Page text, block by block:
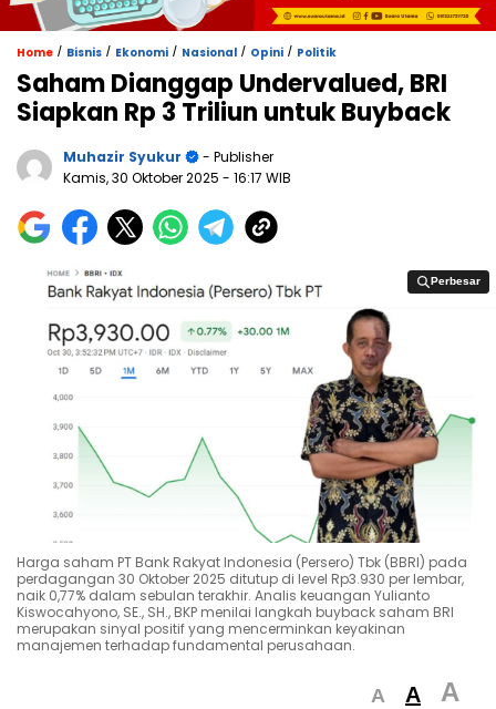
Home / Bisnis / Ekonomi / Nasional / Opini / Politik
Saham Dianggap Undervalued, BRI
Siapkan Rp 3 Triliun untuk Buyback
Muhazir Syukur
- Publisher
Kamis, 30 Oktober 2025 - 16:17 WIB
Perbesar
Perbesar
Harga saham PT Bank Rakyat Indonesia (Persero) Tbk (BBRI) pada
perdagangan 30 Oktober 2025 ditutup di level Rp3.930 per lembar,
naik 0,77% dalam sebulan terakhir. Analis keuangan Yulianto
Kiswocahyono, SE., SH., BKP menilai langkah buyback saham BRI
merupakan sinyal positif yang mencerminkan keyakinan
manajemen terhadap fundamental perusahaan.
A A A